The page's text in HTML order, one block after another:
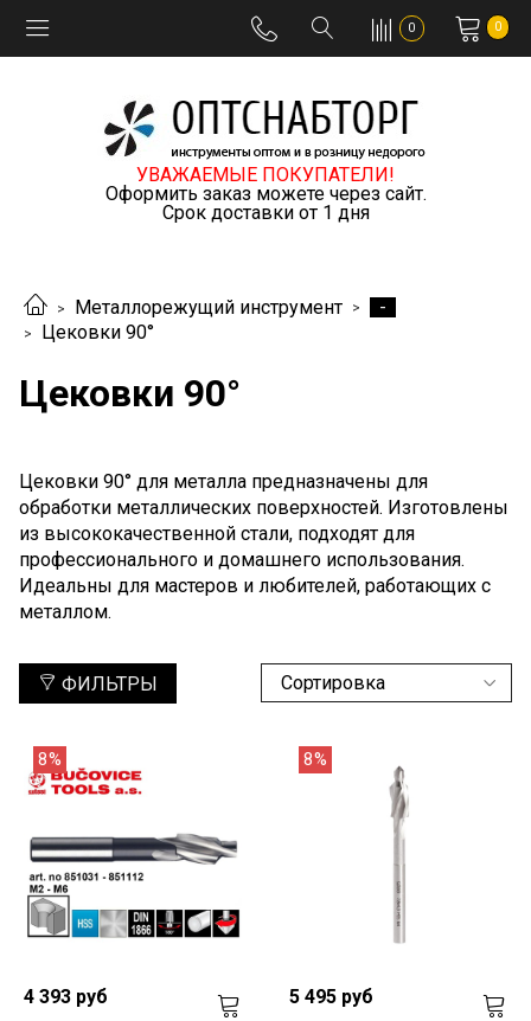
0 0
УВАЖАЕМЫЕ ПОКУПАТЕЛИ!
Оформить заказ можете через сайт.
Срок доставки от 1 дня
Металлорежущий инструмент
-
Цековки 90°
Цековки 90°
Цековки 90° для металла предназначены для
обработки металлических поверхностей. Изготовлены
из высококачественной стали, подходят для
профессионального и домашнего использования.
Идеальны для мастеров и любителей, работающих с
металлом.
ФИЛЬТРЫ
8%
4 393 руб
8%
5 495 руб